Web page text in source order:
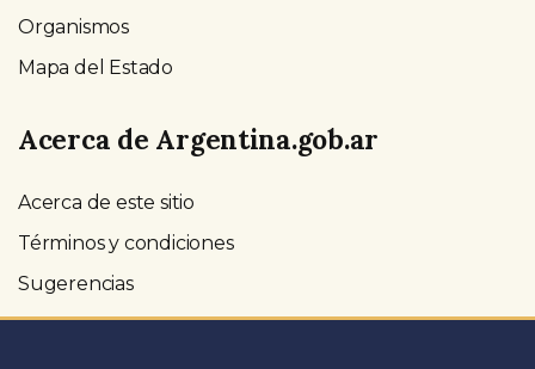
Organismos
Mapa del Estado
Acerca de Argentina.gob.ar
Acerca de este sitio
Términos y condiciones
Sugerencias